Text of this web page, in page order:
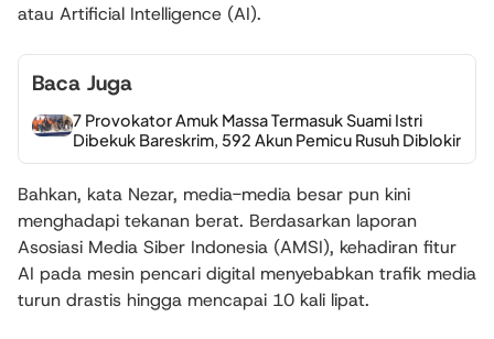
atau Artificial Intelligence (AI).
Baca Juga
7 Provokator Amuk Massa Termasuk Suami Istri
Dibekuk Bareskrim, 592 Akun Pemicu Rusuh Diblokir
Bahkan, kata Nezar, media-media besar pun kini
menghadapi tekanan berat. Berdasarkan laporan
Asosiasi Media Siber Indonesia (AMSI), kehadiran fitur
AI pada mesin pencari digital menyebabkan trafik media
turun drastis hingga mencapai 10 kali lipat.